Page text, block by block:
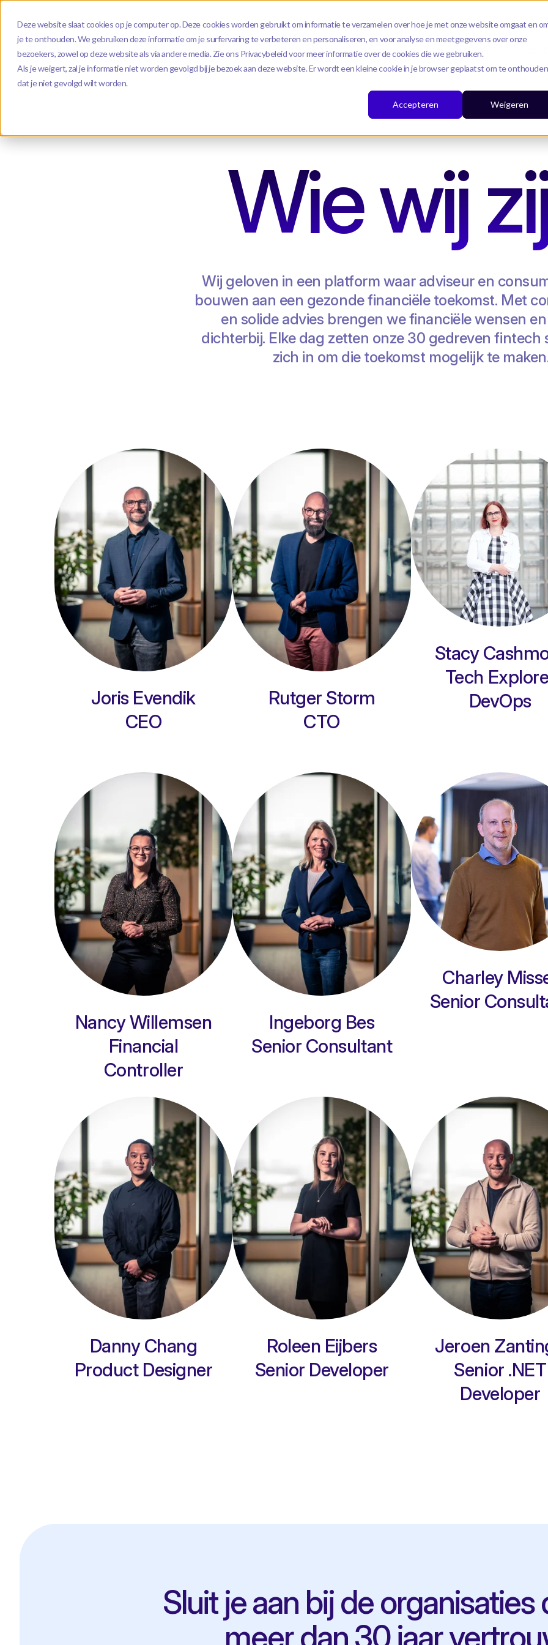
Deze website slaat cookies op je computer op. Deze cookies worden gebruikt om informatie te verzamelen over hoe je met onze website omgaat en
je te onthouden. We gebruiken deze informatie om je surfervaring te verbeteren en personaliseren, en voor analyse en meetgegevens over onze
bezoekers, zowel op deze website als via andere media. Zie ons Privacybeleid voor meer informatie over de cookies die we gebruiken.
Als je weigert, zal je informatie niet worden gevolgd bij je bezoek aan deze website. Er wordt een kleine cookie in je browser geplaatst om te onthouden
dat je niet gevolgd wilt worden.
Accepteren Weigeren
Oplossingen Voor wie Expertises
Wie wij
Wij geloven in een platform waar adviseur en
bouwen aan een gezonde financiële toekomst. Met
en solide advies brengen we financiële wensen
dichterbij. Elke dag zetten onze 30 gedreven fintech
zich in om die toekomst mogelijk te
Joris Evendik
CEO
Rutger Storm
CTO
Stacy
Tech
DevOps
Nancy Willemsen
Financial
Controller
Ingeborg Bes
Senior Consultant
Charley
Senior
Danny Chang
Product Designer
Roleen Eijbers
Senior Developer
Jeroen
Senior .NET
Developer
Sluit je aan bij de organisaties